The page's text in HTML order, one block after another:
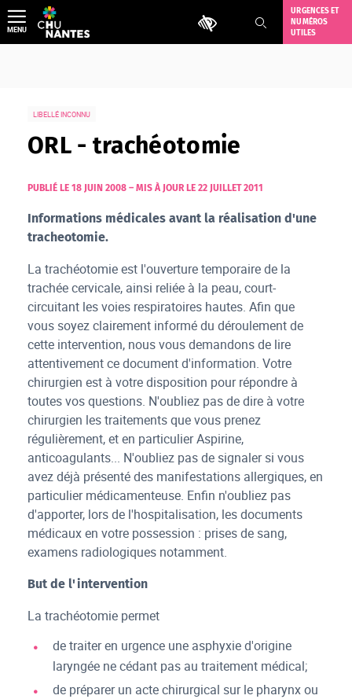
Aller
au
contenu
Outils d'accessibilité
URGENCES ET
NUMÉROS
UTILES
MENU
LIBELLÉ INCONNU
ORL - trachéotomie
PUBLIÉ LE 18 JUIN 2008 – MIS À JOUR LE 22 JUILLET 2011
Informations médicales avant la réalisation d'une
tracheotomie.
La trachéotomie est l'ouverture temporaire de la
trachée cervicale, ainsi reliée à la peau, court-
circuitant les voies respiratoires hautes. Afin que
vous soyez clairement informé du déroulement de
cette intervention, nous vous demandons de lire
attentivement ce document d'information. Votre
chirurgien est à votre disposition pour répondre à
toutes vos questions. N'oubliez pas de dire à votre
chirurgien les traitements que vous prenez
régulièrement, et en particulier Aspirine,
anticoagulants... N'oubliez pas de signaler si vous
avez déjà présenté des manifestations allergiques, en
particulier médicamenteuse. Enfin n'oubliez pas
d'apporter, lors de l'hospitalisation, les documents
médicaux en votre possession : prises de sang,
examens radiologiques notamment.
But de l'intervention
La trachéotomie permet
de traiter en urgence une asphyxie d'origine
laryngée ne cédant pas au traitement médical;
de préparer un acte chirurgical sur le pharynx ou